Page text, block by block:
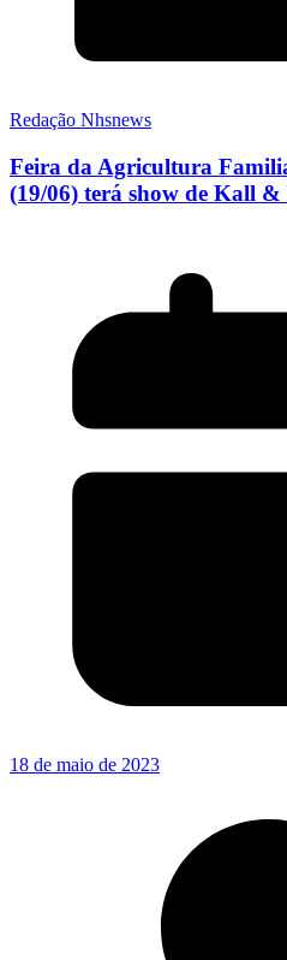
Redação Nhsnews
Feira da Agricultura
(19/06) terá show de Kall
18 de maio de 2023